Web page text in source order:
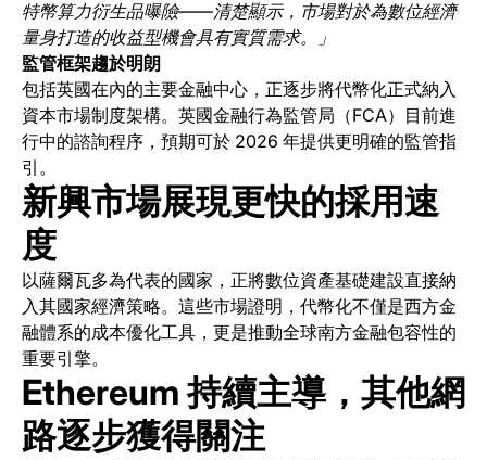
特幣算力衍生品曝險——清楚顯示，市場對於為數位經濟
量身打造的收益型機會具有實質需求。」
監管框架趨於明朗
包括英國在內的主要金融中心，正逐步將代幣化正式納入
資本市場制度架構。英國金融行為監管局（FCA）目前進
行中的諮詢程序，預期可於 2026 年提供更明確的監管指
引。
新興市場展現更快的採用速
度
以薩爾瓦多為代表的國家，正將數位資產基礎建設直接納
入其國家經濟策略。這些市場證明，代幣化不僅是西方金
融體系的成本優化工具，更是推動全球南方金融包容性的
重要引擎。
Ethereum 持續主導，其他網
路逐步獲得關注